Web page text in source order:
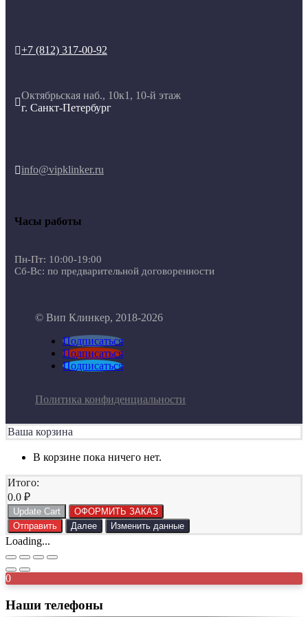
+7 (812) 317-00-92

Октябрьская наб., 10к1, 10-й этаж
г. Санкт-Петербург
info@vipklinker.ru
Часы работы
Пн-Пт: 10:00-19:00
Сб-Вс: по предварительной договоренности
© Вип Клинкер, 2018-2026
Подписаться
Подписаться
Подписаться
Политика конфиденциальности
Ваша корзина
В корзине пока ничего нет.
Итого:
0.0 ₽
Update Cart
ОФОРМИТЬ ЗАКАЗ
Отправить
Далее Изменить данные
Loading...
0
Наши телефоны